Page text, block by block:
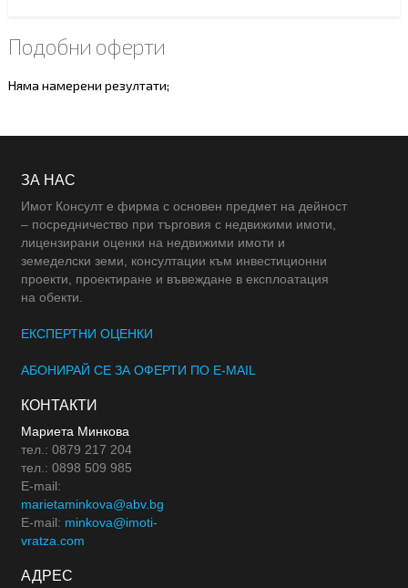
Подобни оферти
Няма намерени резултати;
ЗА НАС
Имот Консулт е фирма с основен предмет на дейност
– посредничество при търговия с недвижими имоти,
лицензирани оценки на недвижими имоти и
земеделски земи, консултации към инвестиционни
проекти, проектиране и въвеждане в експлоатация
на обекти.
ЕКСПЕРТНИ ОЦЕНКИ
АБОНИРАЙ СЕ ЗА ОФЕРТИ ПО E-MAIL
КОНТАКТИ
Мариета Минкова
тел.: 0879 217 204
тел.: 0898 509 985
E-mail:
marietaminkova@abv.bg
E-mail: minkova@imoti-
vratza.com
АДРЕС